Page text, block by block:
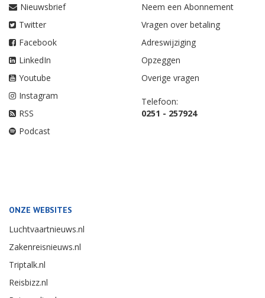
Nieuwsbrief
Twitter
Facebook
LinkedIn
Youtube
Instagram
RSS
Podcast
Neem een Abonnement
Vragen over betaling
Adreswijziging
Opzeggen
Overige vragen
Telefoon:
0251 - 257924
ONZE WEBSITES
Luchtvaartnieuws.nl
Zakenreisnieuws.nl
Triptalk.nl
Reisbizz.nl